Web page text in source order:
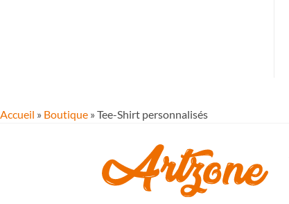
Accueil » Boutique » Tee-Shirt personnalisés